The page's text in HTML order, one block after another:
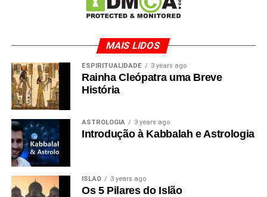
MAIS LIDOS
ESPIRITUALIDADE 3 years ago
Rainha Cleópatra uma Breve
História
ASTROLOGIA 3 years ago
Introdução à Kabbalah e Astrologia
ISLÃO 3 years ago
Os 5 Pilares do Islão